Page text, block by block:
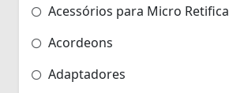
Acessórios para Micro Retifica
Acordeons
Adaptadores